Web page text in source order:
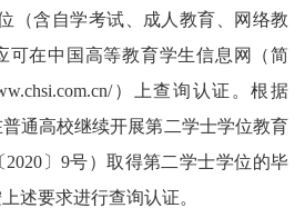
（含自学考试、成人教育、网络教
可在中国高等教育学生信息网（简
）上查询认证。根据
普通高校继续开展第二学士学位教育
〕9号）取得第二学士学位的毕
述要求进行查询认证。